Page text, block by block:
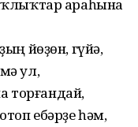
араһына
йөҙөн, гүйә,
ул,
торғандай,
ебәрҙе һәм,